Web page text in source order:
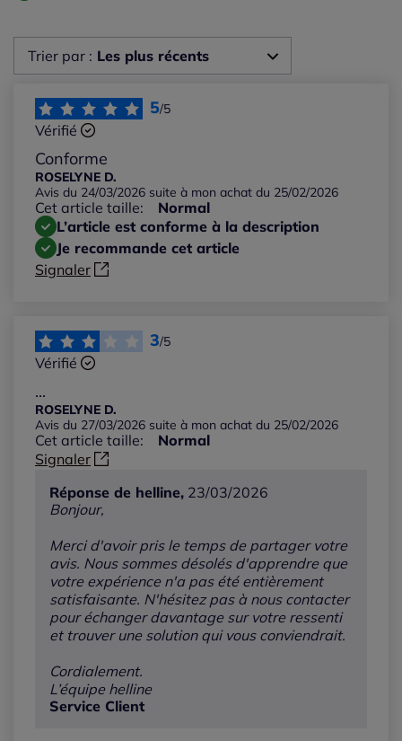
Trier par : Les plus récents
Les plus récents
Les plus anciens
Notes les plus élevées
Notes les plus basses
5/5
Vérifié
Conforme
ROSELYNE D.
Avis du 24/03/2026 suite à mon achat du 25/02/2026
Cet article taille:
Normal
L’article est conforme à la description
Je recommande cet article
Signaler
3/5
Vérifié
...
ROSELYNE D.
Avis du 27/03/2026 suite à mon achat du 25/02/2026
Cet article taille:
Normal
Signaler
Réponse de helline, 23/03/2026
Bonjour,
Merci d'avoir pris le temps de partager votre
avis. Nous sommes désolés d'apprendre que
votre expérience n'a pas été entièrement
satisfaisante. N'hésitez pas à nous contacter
pour échanger davantage sur votre ressenti
et trouver une solution qui vous conviendrait.
Cordialement.
L’équipe helline
Service Client